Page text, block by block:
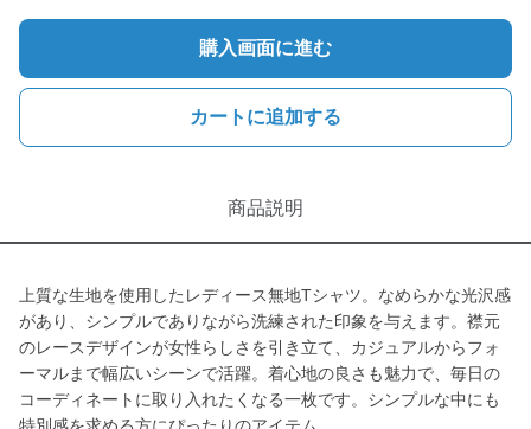
購入画面に進む
カートに追加する
商品説明
上質な生地を使用したレディース無地Tシャツ。なめらかな光沢感
があり、シンプルでありながら洗練された印象を与えます。襟元
のレースデザインが女性らしさを引き立て、カジュアルからフォ
ーマルまで幅広いシーンで活躍。着心地の良さも魅力で、毎日の
コーディネートに取り入れたくなる一枚です。シンプルな中にも